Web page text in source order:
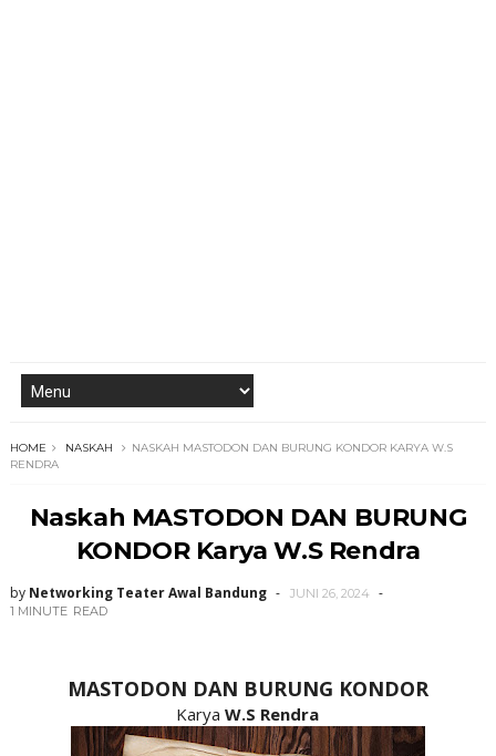
HOME NASKAH
NASKAH MASTODON DAN BURUNG KONDOR KARYA W.S
RENDRA
Naskah MASTODON DAN BURUNG
KONDOR Karya W.S Rendra
by Networking Teater Awal Bandung
JUNI 26, 2024
1 MINUTE READ
MASTODON DAN BURUNG KONDOR
KaryaW.S Rendra